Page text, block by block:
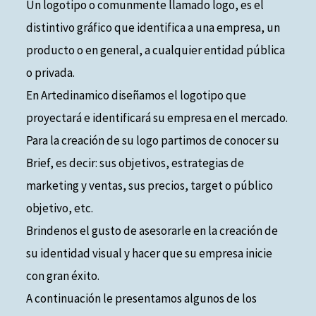
Un logotipo o comunmente llamado logo, es el
distintivo gráfico que identifica a una empresa, un
producto o en general, a cualquier entidad pública
o privada.
En Artedinamico diseñamos el logotipo que
proyectará e identificará su empresa en el mercado.
Para la creación de su logo partimos de conocer su
Brief, es decir: sus objetivos, estrategias de
marketing y ventas, sus precios, target o público
objetivo, etc.
Brindenos el gusto de asesorarle en la creación de
su identidad visual y hacer que su empresa inicie
con gran éxito.
A continuación le presentamos algunos de los